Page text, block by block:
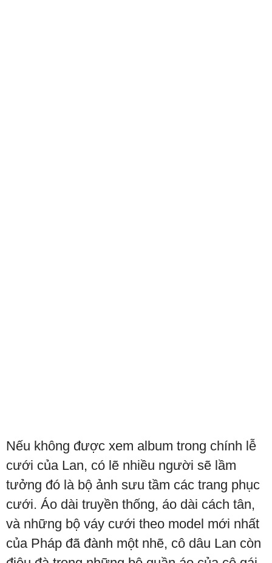
Nếu không được xem album trong chính lễ
cưới của Lan, có lẽ nhiều người sẽ lầm
tưởng đó là bộ ảnh sưu tầm các trang phục
cưới. Áo dài truyền thống, áo dài cách tân,
và những bộ váy cưới theo model mới nhất
của Pháp đã đành một nhẽ, cô dâu Lan còn